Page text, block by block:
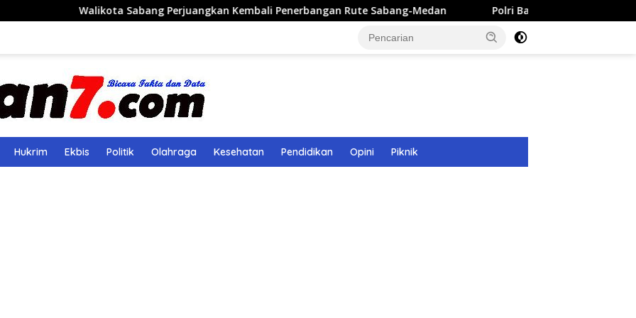
Walikota Sabang Perjuangkan Kembali Penerbangan Rute Sabang-Medan Polri Bangun 40 Titik Sumur Bor untuk
Hukrim Ekbis Politik Olahraga Kesehatan Pendidikan Opini Piknik